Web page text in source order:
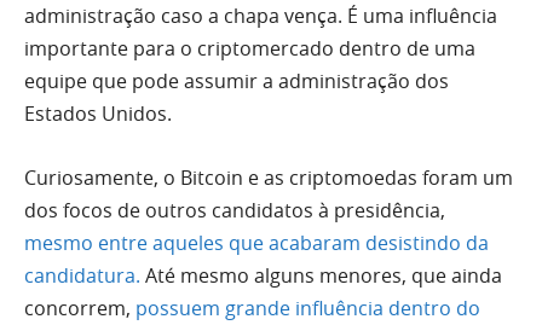
administração caso a chapa vença. É uma influência
importante para o criptomercado dentro de uma
equipe que pode assumir a administração dos
Estados Unidos.
Curiosamente, o Bitcoin e as criptomoedas foram um
dos focos de outros candidatos à presidência,
mesmo entre aqueles que acabaram desistindo da
candidatura. Até mesmo alguns menores, que ainda
concorrem, possuem grande influência dentro do